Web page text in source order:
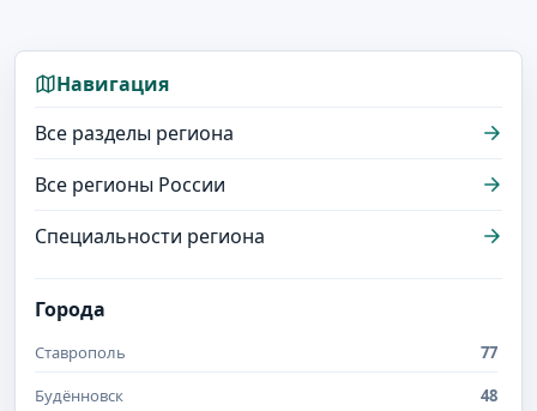
Навигация
Все разделы региона
Все регионы России
Специальности региона
Города
Ставрополь
77
Будённовск
48